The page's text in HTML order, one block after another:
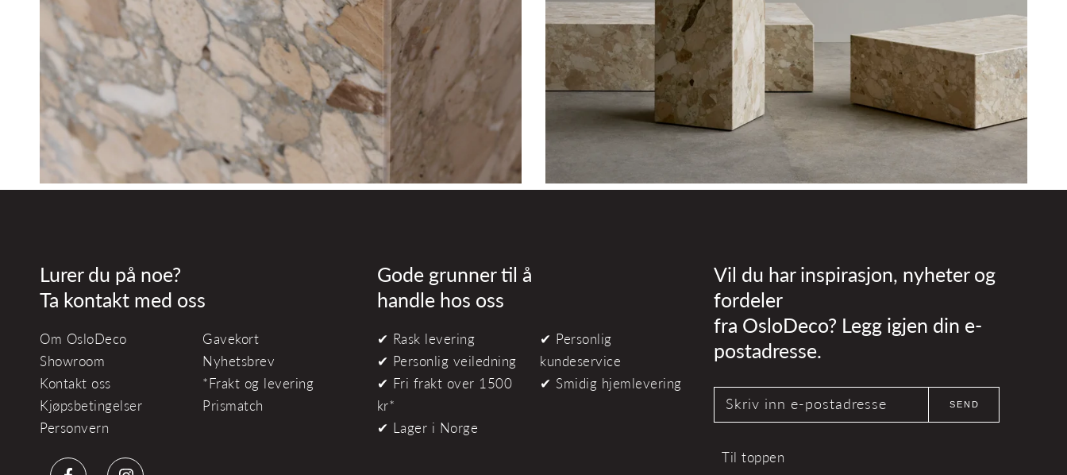
Lurer du på noe?
Ta kontakt med oss
Om OsloDeco
Showroom
Kontakt oss
Kjøpsbetingelser
Personvern
Gavekort
Nyhetsbrev
*Frakt og levering
Prismatch
Gode grunner til å
handle hos oss
✔ Rask levering
✔ Personlig veiledning
✔ Fri frakt over 1500
kr*
✔ Lager i Norge
✔ Personlig
kundeservice
✔ Smidig hjemlevering
Vil du har inspirasjon, nyheter og
fordeler
fra OsloDeco? Legg igjen din e-
postadresse.
Skriv inn e-postadresse SEND
Til toppen